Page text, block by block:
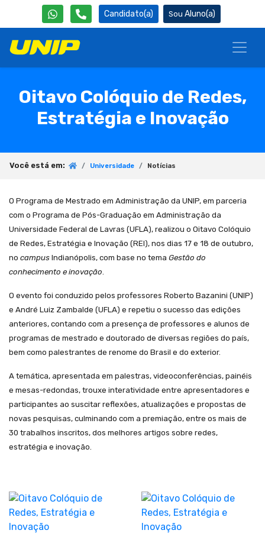
Candidato(a) Aluno(a)
Oitavo Colóquio de Redes,
Estratégia e Inovação
Você está em: Universidade Notícias
O Programa de Mestrado em Administração da UNIP, em parceria
com o Programa de Pós-Graduação em Administração da
Universidade Federal de Lavras (UFLA), realizou o Oitavo Colóquio
de Redes, Estratégia e Inovação (REI), nos dias 17 e 18 de outubro,
no campus Indianópolis, com base no tema Gestão do
conhecimento e inovação.
O evento foi conduzido pelos professores Roberto Bazanini (UNIP)
e André Luiz Zambalde (UFLA) e repetiu o sucesso das edições
anteriores, contando com a presença de professores e alunos de
programas de mestrado e doutorado de diversas regiões do país,
bem como palestrantes de renome do Brasil e do exterior.
A temática, apresentada em palestras, videoconferências, painéis
e mesas-redondas, trouxe interatividade entre apresentadores e
participantes ao suscitar reflexões, atualizações e propostas de
novas pesquisas, culminando com a premiação, entre os mais de
30 trabalhos inscritos, dos melhores artigos sobre redes,
estratégia e inovação.